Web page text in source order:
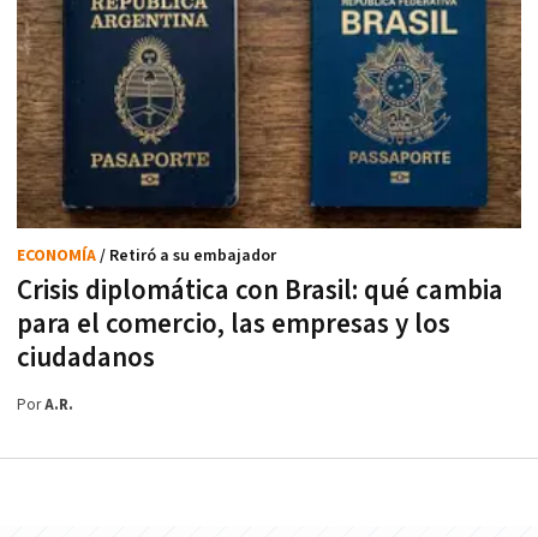
Crisis diplomática con Brasil: qué cambia
para el comercio, las empresas y los
ciudadanos
ECONOMÍA/ Retiró a su embajador
PorA.R.